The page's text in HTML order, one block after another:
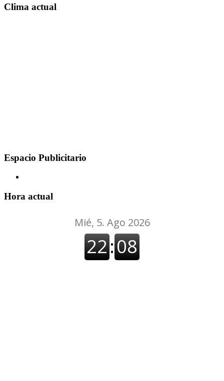
Clima actual
Espacio Publicitario
Hora actual